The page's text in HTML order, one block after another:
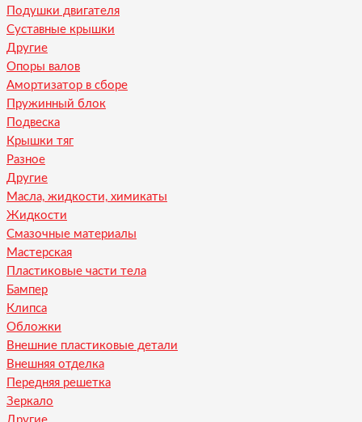
Подушки двигателя
Суставные крышки
Другие
Опоры валов
Амортизатор в сборе
Пружинный блок
Подвеска
Крышки тяг
Разное
Другие
Масла, жидкости, химикаты
Жидкости
Смазочные материалы
Мастерская
Пластиковые части тела
Бампер
Клипса
Обложки
Внешние пластиковые детали
Внешняя отделка
Передняя решетка
Зеркало